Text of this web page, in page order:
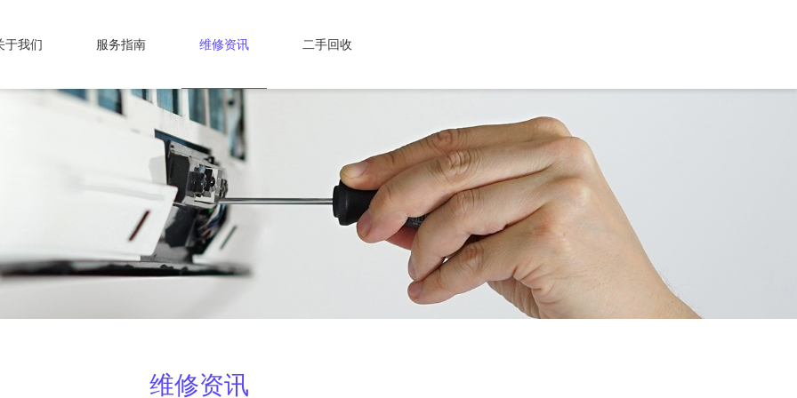
于我们 服务指南 维修资讯 二手回收
维修资讯